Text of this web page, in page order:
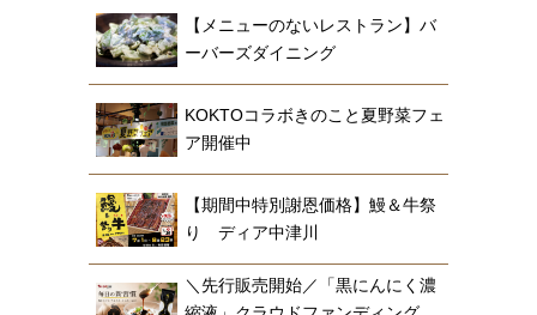
【メニューのないレストラン】バ
ーバーズダイニング
KOKTOコラボきのこと夏野菜フェ
ア開催中
【期間中特別謝恩価格】鰻＆牛祭
り ディア中津川
＼先行販売開始／「黒にんにく濃